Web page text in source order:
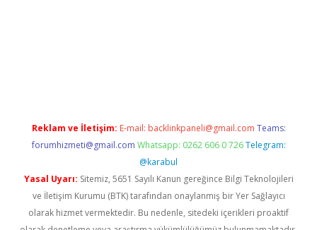
Reklam ve İletişim: E-mail: backlinkpaneli@gmail.com Teams:
forumhizmeti@gmail.com Whatsapp: 0262 606 0 726 Telegram:
@karabul
Yasal Uyarı: Sitemiz, 5651 Sayılı Kanun gereğince Bilgi Teknolojileri
ve İletişim Kurumu (BTK) tarafından onaylanmış bir Yer Sağlayıcı
olarak hizmet vermektedir. Bu nedenle, sitedeki içerikleri proaktif